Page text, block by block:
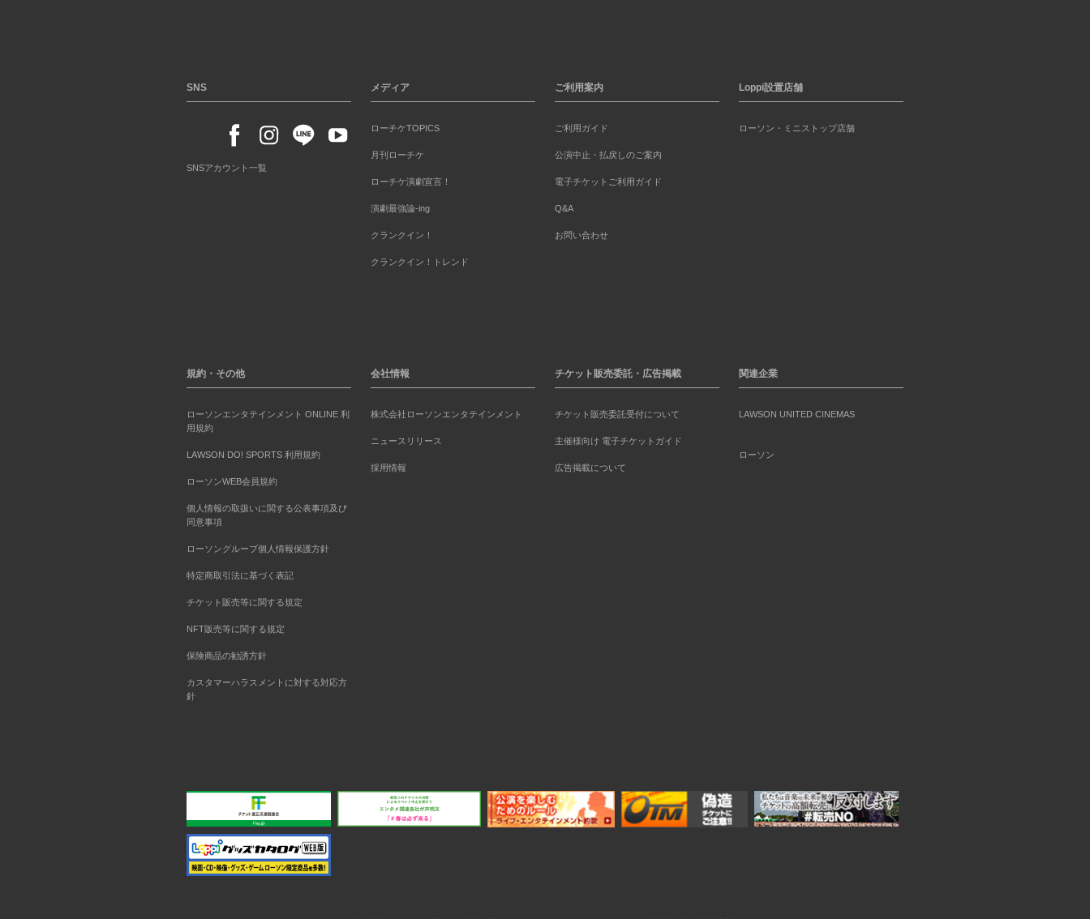
SNS
SNSアカウント一覧
メディア
ローチケTOPICS
月刊ローチケ
ローチケ演劇宣言！
演劇最強論-ing
クランクイン！
クランクイン！トレンド
ご利用案内
ご利用ガイド
公演中止・払戻しのご案内
電子チケットご利用ガイド
Q&A
お問い合わせ
Loppi設置店舗
ローソン・ミニストップ店舗
規約・その他
ローソンエンタテインメント ONLINE 利
用規約
LAWSON DO! SPORTS 利用規約
ローソンWEB会員規約
個人情報の取扱いに関する公表事項及び
同意事項
ローソングループ個人情報保護方針
特定商取引法に基づく表記
チケット販売等に関する規定
NFT販売等に関する規定
保険商品の勧誘方針
カスタマーハラスメントに対する対応方
針
会社情報
株式会社ローソンエンタテインメント
ニュースリリース
採用情報
チケット販売委託・広告掲載
チケット販売委託受付について
主催様向け 電子チケットガイド
広告掲載について
関連企業
LAWSON UNITED CINEMAS
ローソン